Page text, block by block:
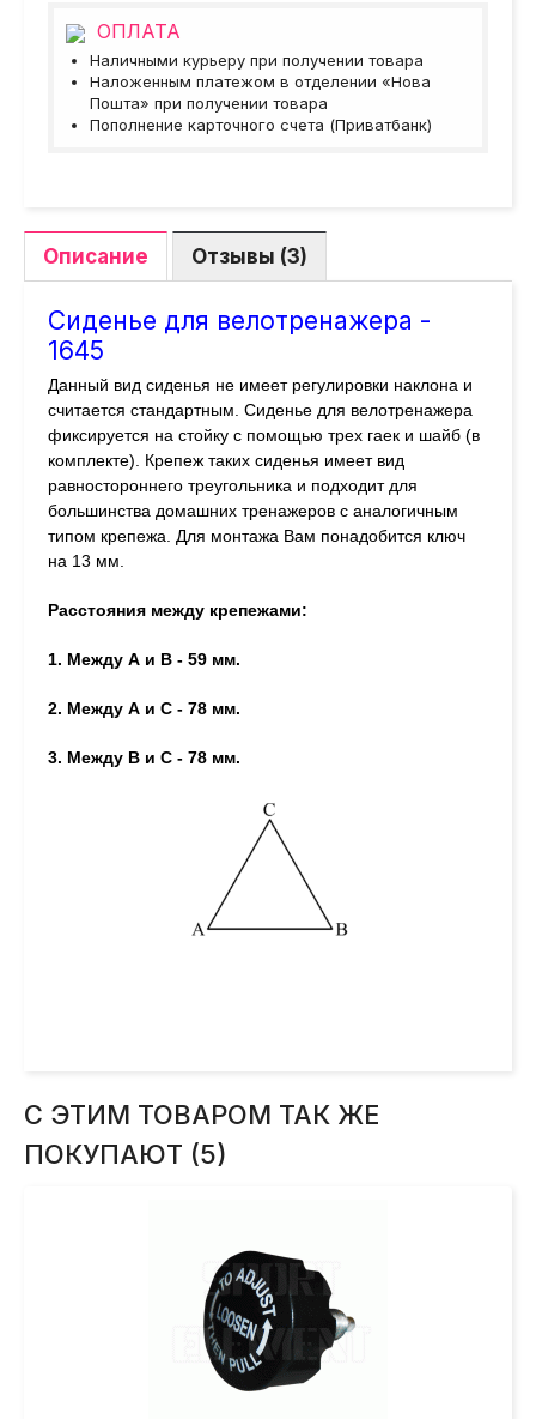
ОПЛАТА
Наличными курьеру при получении товара
Наложенным платежом в отделении «Нова
Пошта» при получении товара
Пополнение карточного счета (Приватбанк)
Описание Отзывы (3)
Сиденье для велотренажера -
1645
Данный вид сиденья не имеет регулировки наклона и
считается стандартным. Сиденье для велотренажера
фиксируется на стойку с помощью трех гаек и шайб (в
комплекте). Крепеж таких сиденья имеет вид
равностороннего треугольника и подходит для
большинства домашних тренажеров с аналогичным
типом крепежа. Для монтажа Вам понадобится ключ
на 13 мм.
Расстояния между крепежами:
1. Между А и В - 59 мм.
2. Между А и С - 78 мм.
3. Между В и С - 78 мм.
С ЭТИМ ТОВАРОМ ТАК ЖЕ
ПОКУПАЮТ (5)